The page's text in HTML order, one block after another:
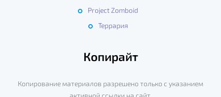
Project Zomboid
Террария
Копирайт
Копирование материалов разрешено только с указанием
активной ссылки на сайт.